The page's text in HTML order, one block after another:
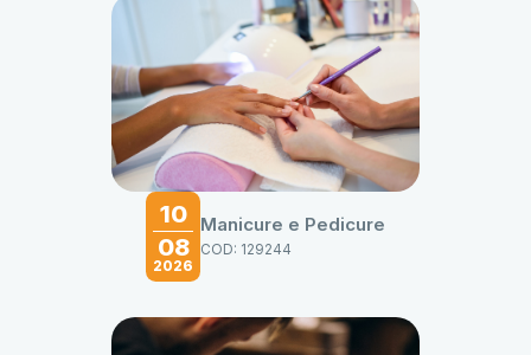
10
08
2026
Manicure e Pedicure
COD: 129244